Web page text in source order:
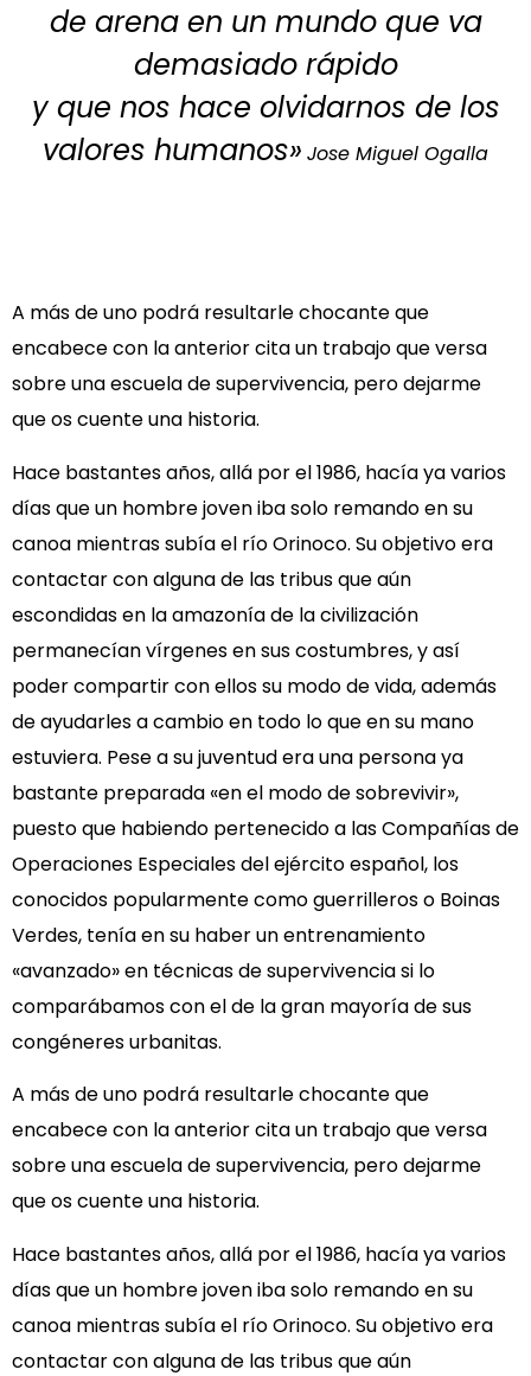
de arena en un mundo que va
demasiado rápido
y que nos hace olvidarnos de los
valores humanos» Jose Miguel Ogalla
A más de uno podrá resultarle chocante que
encabece con la anterior cita un trabajo que versa
sobre una escuela de supervivencia, pero dejarme
que os cuente una historia.
Hace bastantes años, allá por el 1986, hacía ya varios
días que un hombre joven iba solo remando en su
canoa mientras subía el río Orinoco. Su objetivo era
contactar con alguna de las tribus que aún
escondidas en la amazonía de la civilización
permanecían vírgenes en sus costumbres, y así
poder compartir con ellos su modo de vida, además
de ayudarles a cambio en todo lo que en su mano
estuviera. Pese a su juventud era una persona ya
bastante preparada «en el modo de sobrevivir»,
puesto que habiendo pertenecido a las Compañías de
Operaciones Especiales del ejército español, los
conocidos popularmente como guerrilleros o Boinas
Verdes, tenía en su haber un entrenamiento
«avanzado» en técnicas de supervivencia si lo
comparábamos con el de la gran mayoría de sus
congéneres urbanitas.
A más de uno podrá resultarle chocante que
encabece con la anterior cita un trabajo que versa
sobre una escuela de supervivencia, pero dejarme
que os cuente una historia.
Hace bastantes años, allá por el 1986, hacía ya varios
días que un hombre joven iba solo remando en su
canoa mientras subía el río Orinoco. Su objetivo era
contactar con alguna de las tribus que aún